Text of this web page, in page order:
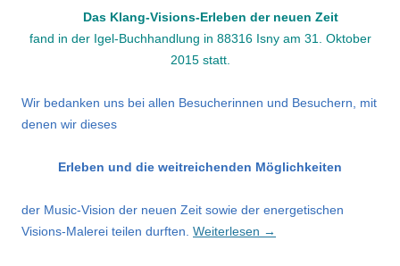
Das Klang-Visions-Erleben der neuen Zeit
fand in der Igel-Buchhandlung in 88316 Isny am 31. Oktober
2015 statt.
Wir bedanken uns bei allen Besucherinnen und Besuchern, mit
denen wir dieses
Erleben und die weitreichenden Möglichkeiten
der Music-Vision der neuen Zeit sowie der energetischen
Visions-Malerei teilen durften. Weiterlesen →